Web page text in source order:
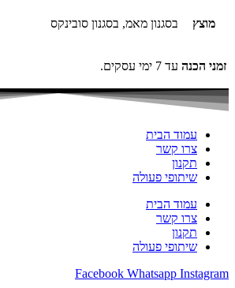
מוצץ בסגנון מאמ, בסגנון סובינקס
זמני הכנה עד 7 ימי עסקים.
עמוד הבית
צרו קשר
תקנון
שיתופי פעולה
עמוד הבית
צרו קשר
תקנון
שיתופי פעולה
Facebook Whatsapp Instagram